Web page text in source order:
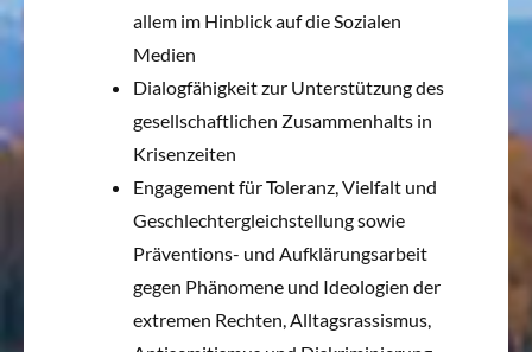
allem im Hinblick auf die Sozialen
Medien
Dialogfähigkeit zur Unterstützung des
gesellschaftlichen Zusammenhalts in
Krisenzeiten
Engagement für Toleranz, Vielfalt und
Geschlechtergleichstellung sowie
Präventions- und Aufklärungsarbeit
gegen Phänomene und Ideologien der
extremen Rechten, Alltagsrassismus,